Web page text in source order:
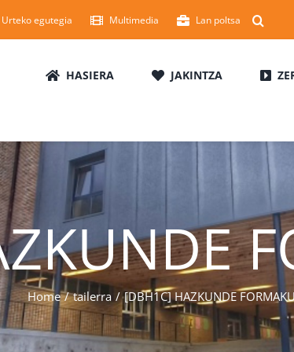
Urteko egutegia Multimedia Lan poltsa
HASIERA JAKINTZA
Home tailerra [DBH1C] HAZKUNDE